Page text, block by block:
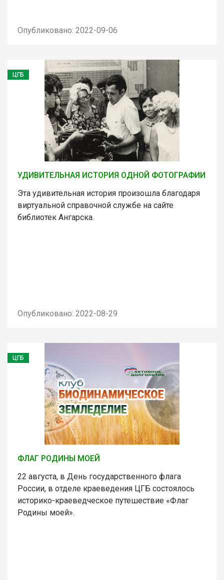
Опубликовано: 2022-09-06
ЦГБ
УДИВИТЕЛЬНАЯ ИСТОРИЯ ОДНОЙ ФОТОГРАФИИ
Эта удивительная история произошла благодаря
виртуальной справочной службе на сайте
библиотек Ангарска.
Опубликовано: 2022-08-29
ЦГБ
ФЛАГ РОДИНЫ МОЕЙ
22 августа, в День государственного флага
России, в отделе краеведения ЦГБ состоялось
историко-краеведческое путешествие «Флаг
Родины моей».